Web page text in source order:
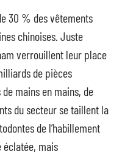
30 % des vêtements
chinoises. Juste
verrouillent leur place
de pièces
mains en mains, de
du secteur se taillent la
de l’habillement
mais